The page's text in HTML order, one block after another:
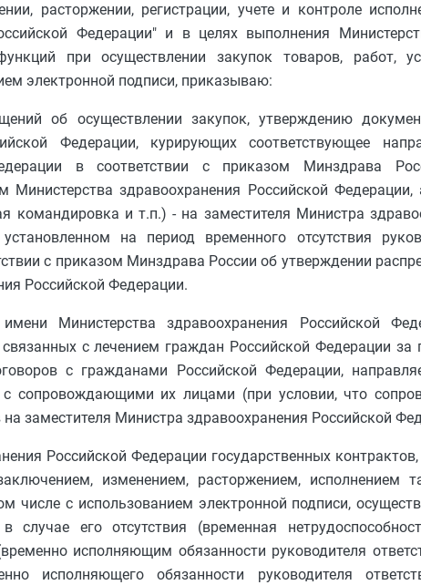
расторжении, регистрации, учете и контроле
Федерации" и в целях выполнения
при осуществлении закупок товаров, работ,
электронной подписи, приказываю:
об осуществлении закупок, утверждению
Федерации, курирующих соответствующее
в соответствии с приказом Минздрава
Министерства здравоохранения Российской Федерации,
командировка и т.п.) - на заместителя Министра
на период временного отсутствия
с приказом Минздрава России об утверждении
Российской Федерации.
Министерства здравоохранения Российской
с лечением граждан Российской Федерации за
с гражданами Российской Федерации,
сопровождающими их лицами (при условии, что
заместителя Министра здравоохранения Российской
Российской Федерации государственных
изменением, расторжением, исполнением
числе с использованием электронной подписи,
случае его отсутствия (временная
исполняющим обязанности руководителя
исполняющего обязанности руководителя